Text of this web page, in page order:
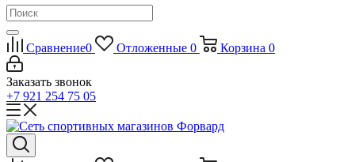
Сравнение0 Отложенные 0 Корзина 0
Заказать звонок
+7 921 254 75 05